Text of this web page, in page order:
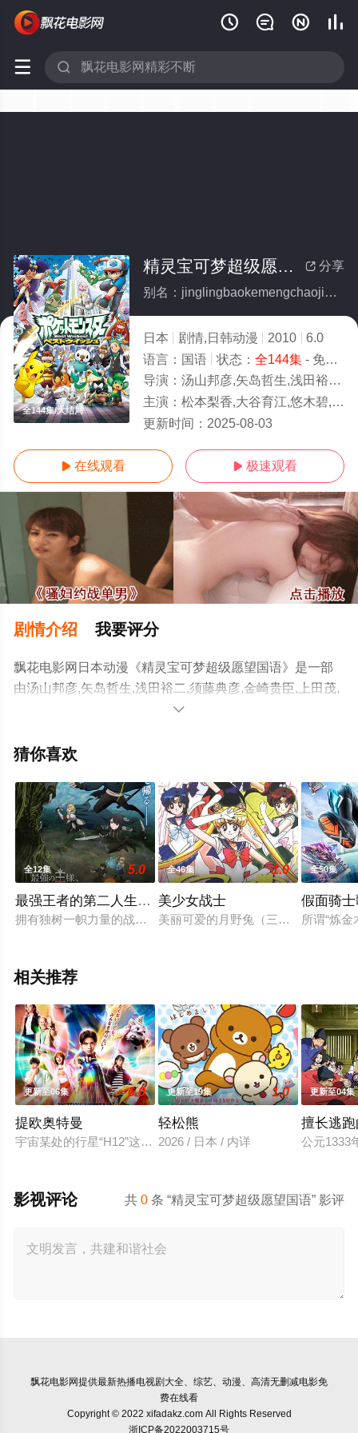
   
 
全144集/大结局
 分享
精灵宝可梦超级愿望国语(全集)
别名：jinglingbaokemengchaojiyuanwangguoyu
日本 剧情,日韩动漫 2010
6.0
语言： 国语 状态： 全144集- 免费在线观看
导演： 汤山邦彦,矢岛哲生,浅田裕二,须藤典彦,金崎贵臣,上田茂,西田健一,川田武
主演： 松本梨香,大谷育江,悠木碧,宫野真守,中村悠一,石冢运升,林原惠美,三木真一郎,犬山犬子,
更新时间： 2025-08-03
 在线观看  极速观看
剧情介绍 我要评分
飘花电影网日本动漫《精灵宝可梦超级愿望国语》是一部
由汤山邦彦,矢岛哲生,浅田裕二,须藤典彦,金崎贵臣,上田茂,
西田健一,川田武范,松井仁之,古贺一臣,吉村文宏,牧野吉高,
宫野真守,中村悠一,石冢运升,林原惠美,三木真一郎,犬山犬
乃,伊藤静,梶裕贵,江川央生,藤村千佳,高桥智秋,樱井智,远藤
绫,相泽正辉,东地宏树,丰口惠美,小樱悦子,水田山葵,上田祐
司等演员精彩演绎的日本动漫，大结局剧情已揭晓（全144
集），手机免费观看高清未删减完整版动漫全集就上飘花
影院，更多相关信息可移步至豆瓣动漫、电视猫或剧情网
等平台了解。
。

猜你喜欢
全12集 5.0
最强王者的第二人生第二季
拥有独树一帜力量的战争之神——格雷。某一天，他一如往常地
全46集 1.0
美少女战士
美丽可爱的月野兔（三石琴乃 配音
全50集
假面骑
所谓“炼
相关推荐
更新至06集 6.0
提欧奥特曼
宇宙某处的行星“H12”这颗与地球极其相似的星球，某日遭到了
更新至19集 1.0
轻松熊
2026 / 日本 / 内详
更新至04集
擅长逃
公元1333
共0 条 “精灵宝可梦超级愿望国语” 影评
影视评论
飘花电影网提供最新热播电视剧大全、综艺、动漫、高清无删减电影免
费在线看
Copyright © 2022 xifadakz.com All Rights Reserved
浙ICP备2022003715号